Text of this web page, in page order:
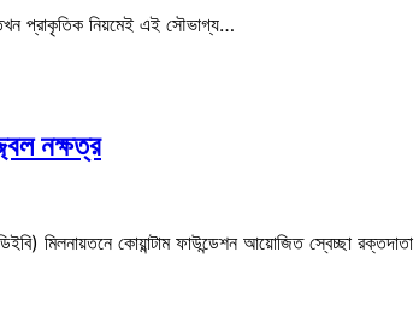
তখন প্রাকৃতিক নিয়মেই এই সৌভাগ্য…
নক্ষত্র
মিলনায়তনে কোয়ান্টাম ফাউন্ডেশন আয়োজিত স্বেচ্ছা রক্তদাতা